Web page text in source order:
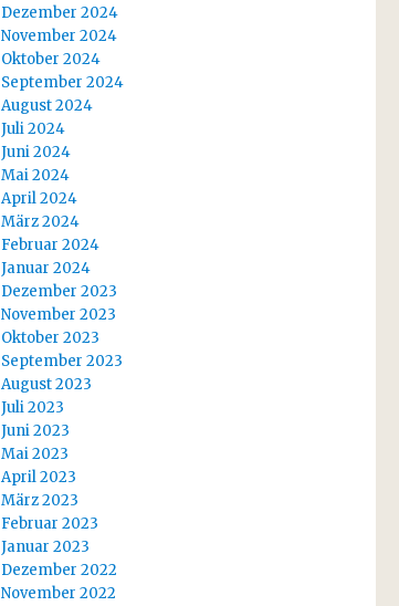
Dezember 2024
November 2024
Oktober 2024
September 2024
August 2024
Juli 2024
Juni 2024
Mai 2024
April 2024
März 2024
Februar 2024
Januar 2024
Dezember 2023
November 2023
Oktober 2023
September 2023
August 2023
Juli 2023
Juni 2023
Mai 2023
April 2023
März 2023
Februar 2023
Januar 2023
Dezember 2022
November 2022